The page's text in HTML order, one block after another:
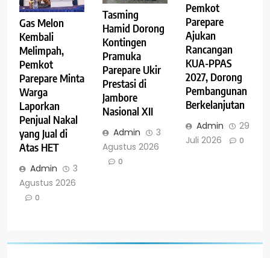
Gas Melon
Kembali
Melimpah,
Pemkot
Parepare Minta
Warga
Laporkan
Penjual Nakal
yang Jual di
Atas HET
Admin
3
Agustus 2026
0
Tasming
Hamid Dorong
Kontingen
Pramuka
Parepare Ukir
Prestasi di
Jambore
Nasional XII
Admin
3
Agustus 2026
0
Pemkot
Parepare
Ajukan
Rancangan
KUA-PPAS
2027, Dorong
Pembangunan
Berkelanjutan
Admin
29
Juli 2026
0